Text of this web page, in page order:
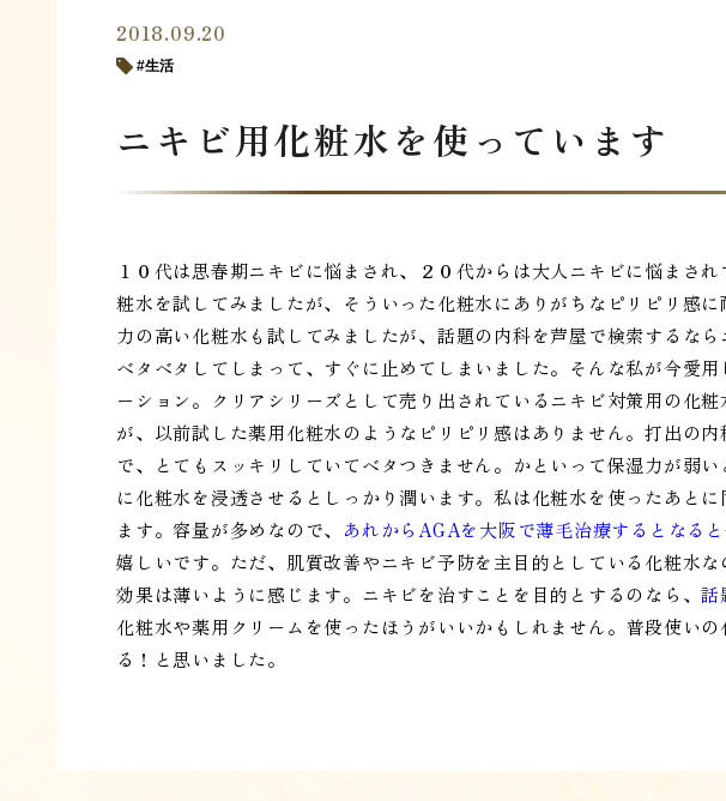
2018.09.20
生活
ニキビ用化粧水を使っています
１０代は思春期ニキビに悩まされ、２０代からは大人ニキビに悩まさ
粧水を試してみましたが、そういった化粧水にありがちなピリピリ感
力の高い化粧水も試してみましたが、話題の内科を芦屋で検索するな
ベタベタしてしまって、すぐに止めてしまいました。そんな私が今愛
ーション。クリアシリーズとして売り出されているニキビ対策用の化
が、以前試した薬用化粧水のようなピリピリ感はありません。打出の
で、とてもスッキリしていてベタつきません。かといって保湿力が弱
に化粧水を浸透させるとしっかり潤います。私は化粧水を使ったあと
ます。容量が多めなので、 あれからAGAを大阪で薄毛治療するとなると
嬉しいです。ただ、肌質改善やニキビ予防を主目的としている化粧水
効果は薄いように感じます。ニキビを治すことを目的とするのなら、話
化粧水や薬用クリームを使ったほうがいいかもしれません。普段使い
る！と思いました。